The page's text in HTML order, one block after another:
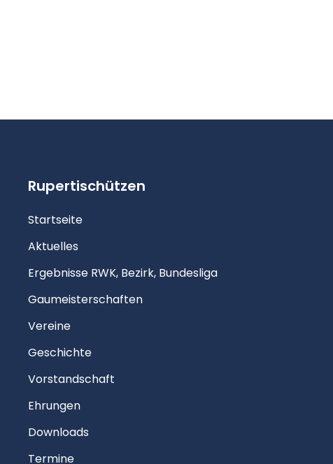
Rupertischützen
Startseite
Aktuelles
Ergebnisse RWK, Bezirk, Bundesliga
Gaumeisterschaften
Vereine
Geschichte
Vorstandschaft
Ehrungen
Downloads
Termine